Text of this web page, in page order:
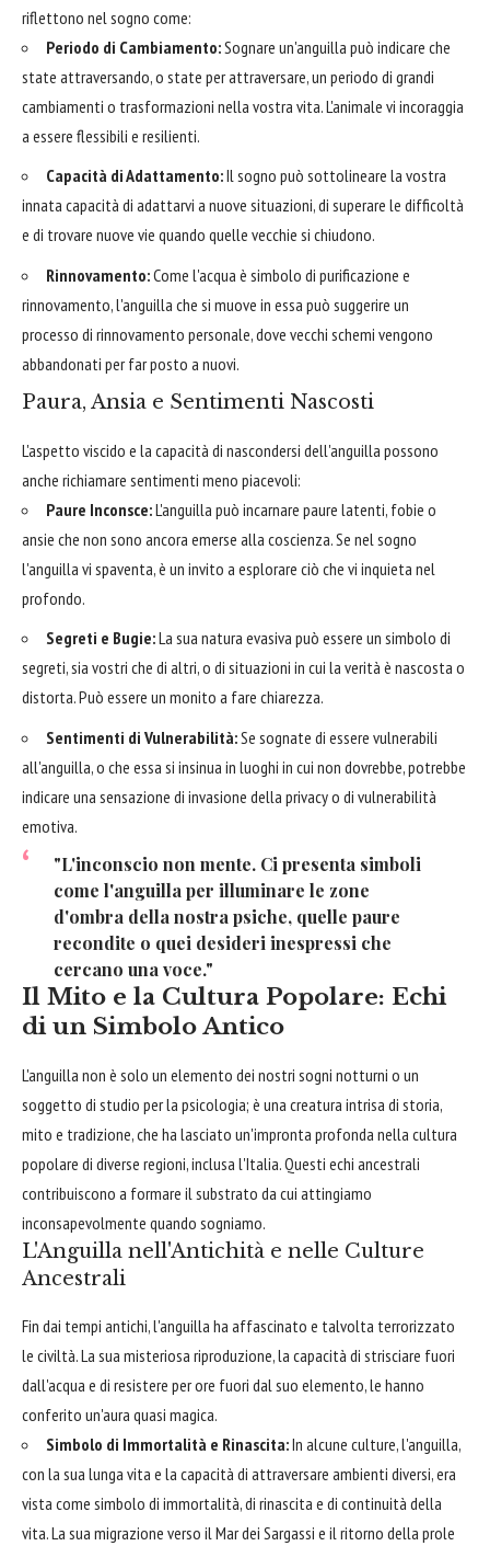
riflettono nel sogno come:
Periodo di Cambiamento:Sognare un'anguilla può indicare che
state attraversando, o state per attraversare, un periodo di grandi
cambiamenti o trasformazioni nella vostra vita. L'animale vi incoraggia
a essere flessibili e resilienti.
Capacità di Adattamento:Il sogno può sottolineare la vostra
innata capacità di adattarvi a nuove situazioni, di superare le difficoltà
e di trovare nuove vie quando quelle vecchie si chiudono.
Rinnovamento:Come l'acqua è simbolo di purificazione e
rinnovamento, l'anguilla che si muove in essa può suggerire un
processo di rinnovamento personale, dove vecchi schemi vengono
abbandonati per far posto a nuovi.
Paura, Ansia e Sentimenti Nascosti
L'aspetto viscido e la capacità di nascondersi dell'anguilla possono
anche richiamare sentimenti meno piacevoli:
Paure Inconsce:L'anguilla può incarnare paure latenti, fobie o
ansie che non sono ancora emerse alla coscienza. Se nel sogno
l'anguilla vi spaventa, è un invito a esplorare ciò che vi inquieta nel
profondo.
Segreti e Bugie:La sua natura evasiva può essere un simbolo di
segreti, sia vostri che di altri, o di situazioni in cui la verità è nascosta o
distorta. Può essere un monito a fare chiarezza.
Sentimenti di Vulnerabilità:Se sognate di essere vulnerabili
all'anguilla, o che essa si insinua in luoghi in cui non dovrebbe, potrebbe
indicare una sensazione di invasione della privacy o di vulnerabilità
emotiva.
"L'inconscio non mente. Ci presenta simboli
come l'anguilla per illuminare le zone
d'ombra della nostra psiche, quelle paure
recondite o quei desideri inespressi che
cercano una voce."
Il Mito e la Cultura Popolare: Echi
di un Simbolo Antico
L'anguilla non è solo un elemento dei nostri sogni notturni o un
soggetto di studio per la psicologia; è una creatura intrisa di storia,
mito e tradizione, che ha lasciato un'impronta profonda nella cultura
popolare di diverse regioni, inclusa l'Italia. Questi echi ancestrali
contribuiscono a formare il substrato da cui attingiamo
inconsapevolmente quando sogniamo.
L'Anguilla nell'Antichità e nelle Culture
Ancestrali
Fin dai tempi antichi, l'anguilla ha affascinato e talvolta terrorizzato
le civiltà. La sua misteriosa riproduzione, la capacità di strisciare fuori
dall'acqua e di resistere per ore fuori dal suo elemento, le hanno
conferito un'aura quasi magica.
Simbolo di Immortalità e Rinascita:In alcune culture, l'anguilla,
con la sua lunga vita e la capacità di attraversare ambienti diversi, era
vista come simbolo di immortalità, di rinascita e di continuità della
vita. La sua migrazione verso il Mar dei Sargassi e il ritorno della prole